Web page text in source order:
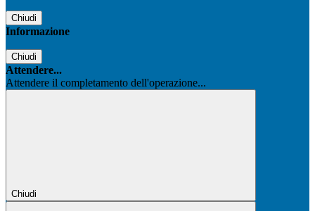
Chiudi
Informazione
Chiudi
Attendere...
Attendere il completamento dell'operazione...
Chiudi